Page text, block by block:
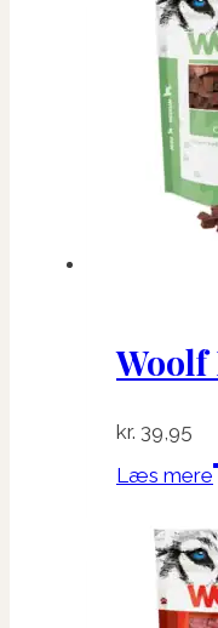
Woolf
kr. 39,95
Læs mere